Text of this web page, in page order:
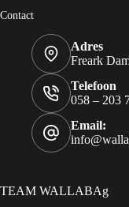
Contact
Adres
Freark
Telefoon
058 – 203
Email:
TEAM WALLABAg